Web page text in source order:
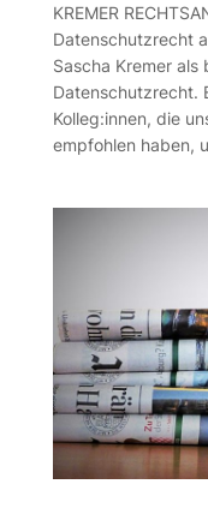
KREMER
Datenschutzrecht
Sascha Kremer als
Datenschutzrecht.
Kolleg:innen, die
empfohlen haben,